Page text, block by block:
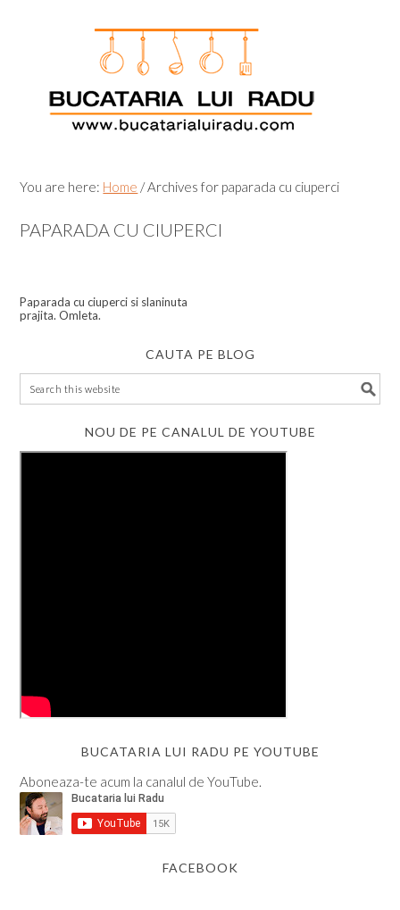
You are here: Home /Archives for paparada cu ciuperci
PAPARADA CU CIUPERCI
Paparada cu ciuperci si slaninuta
prajita. Omleta.
CAUTA PE BLOG
NOU DE PE CANALUL DE YOUTUBE
BUCATARIA LUI RADU PE YOUTUBE
Aboneaza-te acum la canalul de YouTube.
FACEBOOK